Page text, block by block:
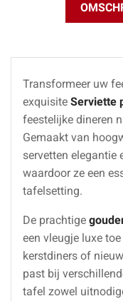
Transformeer uw
exquisite Serviette
feestelijke dineren
Gemaakt van
servetten elegantie
waardoor ze een
tafelsetting.
De prachtige
een vleugje luxe
kerstdiners of
past bij
tafel zowel